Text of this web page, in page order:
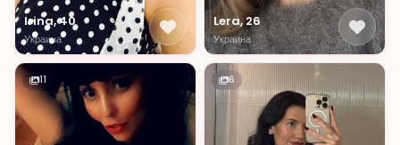
Irina, 40
Украина
Lera, 26
Украина
11 6